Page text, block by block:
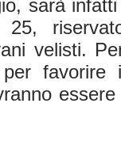
sarà
25,
velisti.
favorire